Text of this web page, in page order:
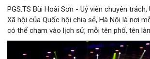
PGS.TS Bùi Hoài Sơn - Uỷ viên chuyên
Xã hội của Quốc hội chia sẻ, Hà Nội là nơi
có thể chạm vào lịch sử, mỗi tên phố, tên
hồ, nếp nhà, câu hát, món ăn, làn điệu,
thể kể một câu chuyện về chiều sâu văn hiến